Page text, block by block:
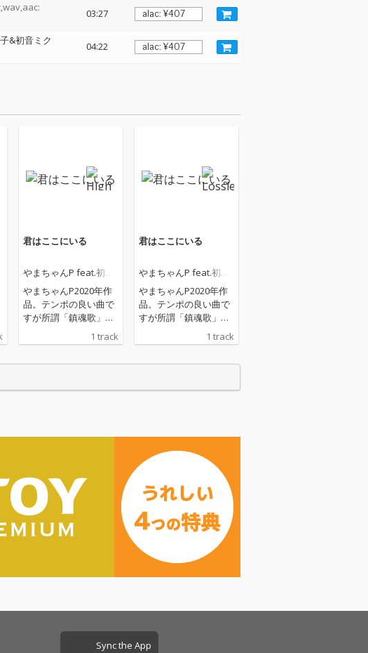
03:27
&初音ミク
04:22
君はここにいる
やまちゃんP feat.初音
やまちゃんP2020年作
品。テンポの良い曲で
すが所謂「鎮魂歌」で
1 track
君はここにいる
やまちゃんP feat.初音
やまちゃんP2020年作
品。テンポの良い曲で
すが所謂「鎮魂歌」で
1 track
Sync the App